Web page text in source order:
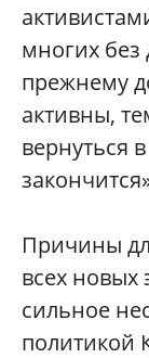
многих без
прежнему
активны,
вернуться
Причины
всех новых
сильное
политикой